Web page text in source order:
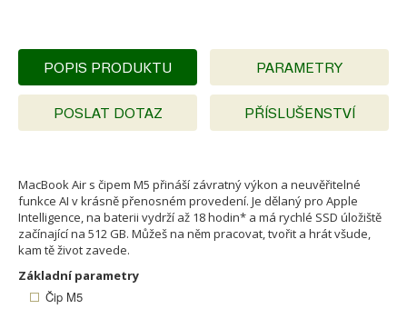
POPIS PRODUKTU PARAMETRY
POSLAT DOTAZ PŘÍSLUŠENSTVÍ
MacBook Air s čipem M5 přináší závratný výkon a neuvěřitelné
funkce AI v krásně přenosném provedení. Je dělaný pro Apple
Intelligence, na baterii vydrží až 18 hodin* a má rychlé SSD úložiště
začínající na 512 GB. Můžeš na něm pracovat, tvořit a hrát všude,
kam tě život zavede.
Základní parametry
Čip M5